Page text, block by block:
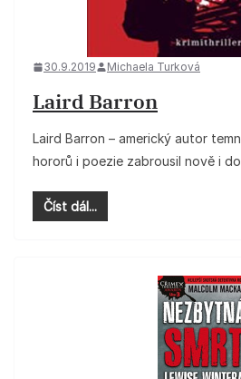
30.9.2019 Michaela Turková
Laird Barron
Laird Barron – americký autor
hororů i poezie zabrousil nově i
Číst dál...